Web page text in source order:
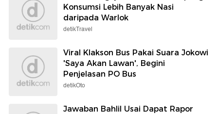
Konsumsi Lebih Banyak Nasi
daripada Warlok
detikTravel
Viral Klakson Bus Pakai Suara Jokowi
'Saya Akan Lawan', Begini
Penjelasan PO Bus
detikOto
Jawaban Bahlil Usai Dapat Rapor